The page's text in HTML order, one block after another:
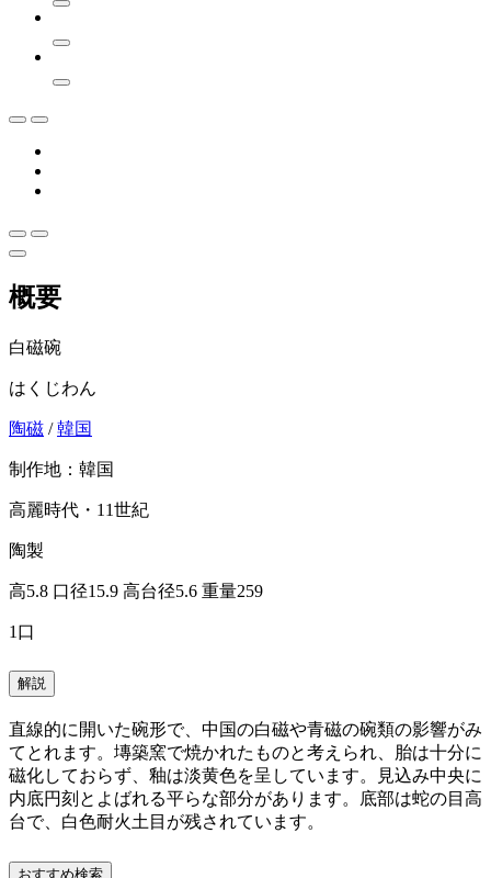
概要
白磁碗
はくじわん
陶磁 /韓国
制作地：韓国
高麗時代・11世紀
陶製
高5.8 口径15.9 高台径5.6 重量259
1口
解説
直線的に開いた碗形で、中国の白磁や青磁の碗類の影響がみ
てとれます。塼築窯で焼かれたものと考えられ、胎は十分に
磁化しておらず、釉は淡黄色を呈しています。見込み中央に
内底円刻とよばれる平らな部分があります。底部は蛇の目高
台で、白色耐火土目が残されています。
おすすめ検索